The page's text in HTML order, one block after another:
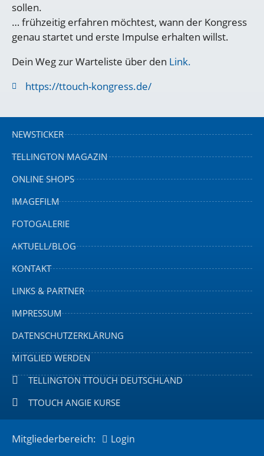
sollen.
… frühzeitig erfahren möchtest, wann der Kongress
genau startet und erste Impulse erhalten willst.
Dein Weg zur Warteliste über den Link.
https://ttouch-kongress.de/
NEWSTICKER
TELLINGTON MAGAZIN
ONLINE SHOPS
IMAGEFILM
FOTOGALERIE
AKTUELL/BLOG
KONTAKT
LINKS & PARTNER
IMPRESSUM
DATENSCHUTZERKLÄRUNG
MITGLIED WERDEN
TELLINGTON TTOUCH DEUTSCHLAND
TTOUCH ANGIE KURSE
Mitgliederbereich: Login